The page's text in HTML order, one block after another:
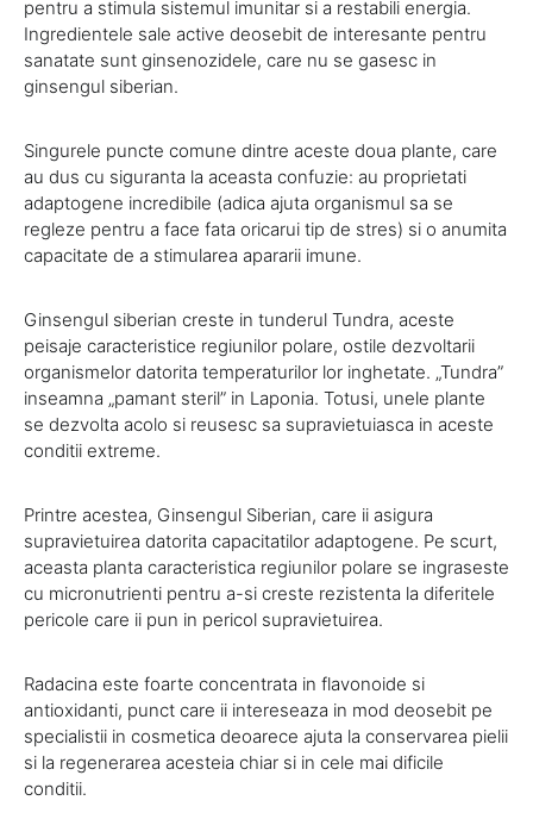
pentru a stimula sistemul imunitar si a restabili energia.
Ingredientele sale active deosebit de interesante pentru
sanatate sunt ginsenozidele, care nu se gasesc in
ginsengul siberian.
Singurele puncte comune dintre aceste doua plante, care
au dus cu siguranta la aceasta confuzie: au proprietati
adaptogene incredibile (adica ajuta organismul sa se
regleze pentru a face fata oricarui tip de stres) si o anumita
capacitate de a stimularea apararii imune.
Ginsengul siberian creste in tunderul Tundra, aceste
peisaje caracteristice regiunilor polare, ostile dezvoltarii
organismelor datorita temperaturilor lor inghetate. „Tundra”
inseamna „pamant steril” in Laponia. Totusi, unele plante
se dezvolta acolo si reusesc sa supravietuiasca in aceste
conditii extreme.
Printre acestea, Ginsengul Siberian, care ii asigura
supravietuirea datorita capacitatilor adaptogene. Pe scurt,
aceasta planta caracteristica regiunilor polare se ingraseste
cu micronutrienti pentru a-si creste rezistenta la diferitele
pericole care ii pun in pericol supravietuirea.
Radacina este foarte concentrata in flavonoide si
antioxidanti, punct care ii intereseaza in mod deosebit pe
specialistii in cosmetica deoarece ajuta la conservarea pielii
si la regenerarea acesteia chiar si in cele mai dificile
conditii.